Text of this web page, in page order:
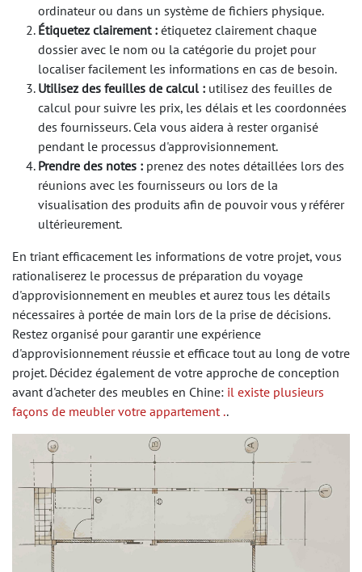
ordinateur ou dans un système de fichiers physique.
Étiquetez clairement : étiquetez clairement chaque
dossier avec le nom ou la catégorie du projet pour
localiser facilement les informations en cas de besoin.
Utilisez des feuilles de calcul : utilisez des feuilles de
calcul pour suivre les prix, les délais et les coordonnées
des fournisseurs. Cela vous aidera à rester organisé
pendant le processus d'approvisionnement.
Prendre des notes : prenez des notes détaillées lors des
réunions avec les fournisseurs ou lors de la
visualisation des produits afin de pouvoir vous y référer
ultérieurement.
En triant efficacement les informations de votre projet, vous
rationaliserez le processus de préparation du voyage
d'approvisionnement en meubles et aurez tous les détails
nécessaires à portée de main lors de la prise de décisions.
Restez organisé pour garantir une expérience
d'approvisionnement réussie et efficace tout au long de votre
projet. Décidez également de votre approche de conception
avant d'acheter des meubles en Chine: il existe plusieurs
façons de meubler votre appartement ..